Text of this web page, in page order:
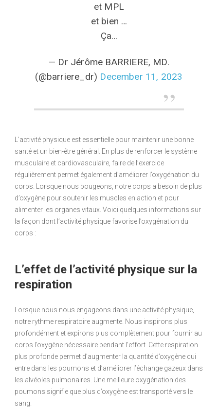
et MPL
et bien …
Ça…
— Dr Jérôme BARRIERE, MD.
(@barriere_dr) December 11, 2023
L’activité physique est essentielle pour maintenir une bonne
santé et un bien-être général. En plus de renforcer le système
musculaire et cardiovasculaire, faire de l’exercice
régulièrement permet également d’améliorer l’oxygénation du
corps. Lorsque nous bougeons, notre corps a besoin de plus
d’oxygène pour soutenir les muscles en action et pour
alimenter les organes vitaux. Voici quelques informations sur
la façon dont l’activité physique favorise l’oxygénation du
corps :
L’effet de l’activité physique sur la
respiration
Lorsque nous nous engageons dans une activité physique,
notre rythme respiratoire augmente. Nous inspirons plus
profondément et expirons plus complètement pour fournir au
corps l’oxygène nécessaire pendant l’effort. Cette respiration
plus profonde permet d’augmenter la quantité d’oxygène qui
entre dans les poumons et d’améliorer l’échange gazeux dans
les alvéoles pulmonaires. Une meilleure oxygénation des
poumons signifie que plus d’oxygène est transporté vers le
sang.